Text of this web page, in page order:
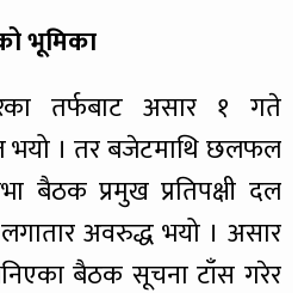
भूमिका
तर्फबाट असार १ गते
भयो । तर बजेटमाथि छलफल
बैठक प्रमुख प्रतिपक्षी दल
अवरुद्ध भयो । असार
बैठक सूचना टाँस गरेर